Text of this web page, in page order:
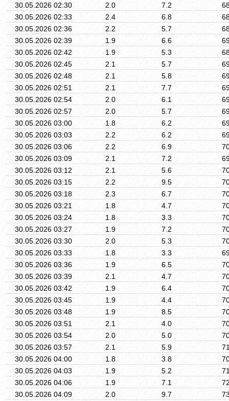
30.05.2026 02:30
2.0 7.2
30.05.2026 02:33
2.4 6.8
30.05.2026 02:36
2.2 5.7
30.05.2026 02:39
1.9 6.6
30.05.2026 02:42
1.9 5.3
30.05.2026 02:45
2.1 5.7
30.05.2026 02:48
2.1 5.8
30.05.2026 02:51
2.1 7.7
30.05.2026 02:54
2.0 6.1
30.05.2026 02:57
2.0 5.7
30.05.2026 03:00
1.8 6.2
30.05.2026 03:03
2.2 6.2
30.05.2026 03:06
2.2 6.9
30.05.2026 03:09
2.1 7.2
30.05.2026 03:12
2.1 5.6
30.05.2026 03:15
2.2 9.5
30.05.2026 03:18
2.3 6.7
30.05.2026 03:21
1.8 4.7
30.05.2026 03:24
1.8 3.3
30.05.2026 03:27
1.9 7.2
30.05.2026 03:30
2.0 5.3
30.05.2026 03:33
1.8 3.3
30.05.2026 03:36
1.9 6.5
30.05.2026 03:39
2.1 4.7
30.05.2026 03:42
1.9 6.4
30.05.2026 03:45
1.9 4.4
30.05.2026 03:48
1.9 8.5
30.05.2026 03:51
2.1 4.0
30.05.2026 03:54
2.0 5.0
30.05.2026 03:57
2.1 5.9
30.05.2026 04:00
1.8 3.8
30.05.2026 04:03
1.9 5.2
30.05.2026 04:06
1.9 7.1
30.05.2026 04:09
2.0 9.7